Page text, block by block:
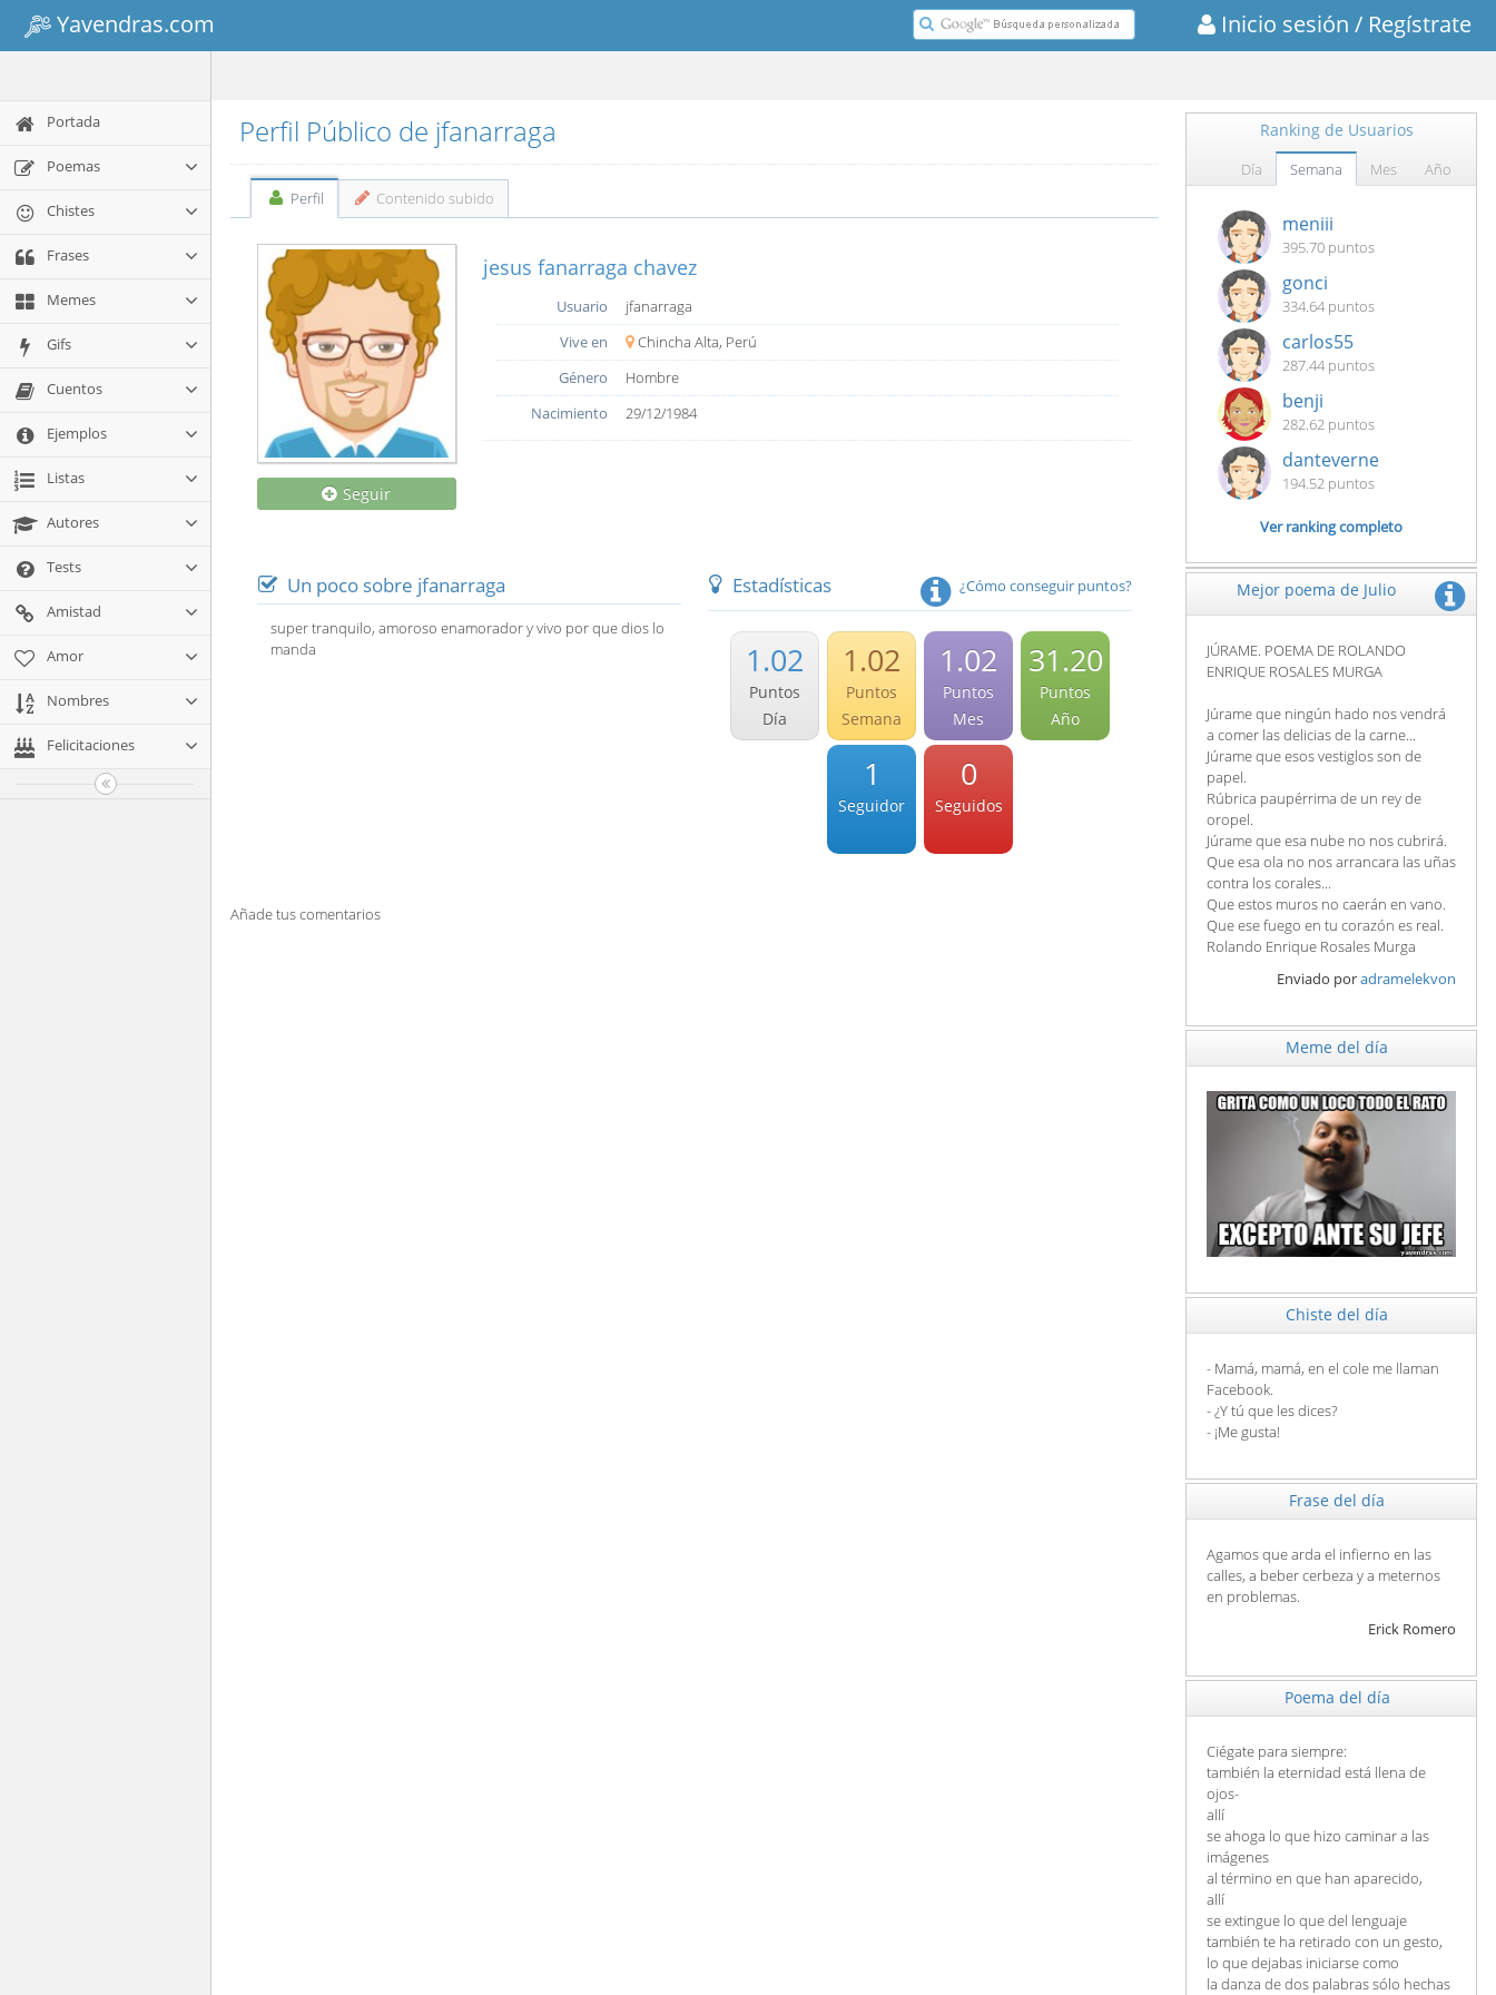
Yavendras.com Inicio sesión / Regístrate
Portada
Poemas
Chistes
Frases
Memes
Gifs
Cuentos
Ejemplos
Listas
Autores
Tests
Amistad
Amor
Nombres
Felicitaciones
Perfil Público de jfanarraga
Perfil Contenido subido
Seguir
jesus fanarraga chavez
Usuario
jfanarraga
Vive en
Chincha Alta, Perú
Género
Hombre
Nacimiento
29/12/1984
Un poco sobre jfanarraga
super tranquilo, amoroso enamorador y vivo por que dios lo
manda
Estadísticas ¿Cómo conseguir puntos?
1.02
Puntos
Día
1.02
Puntos
Semana
1.02
Puntos
Mes
31.20
Puntos
Año
1
Seguidor
0
Seguidos
Añade tus comentarios
Ranking de Usuarios
Día Semana Mes Año
meniii
395.70 puntos
gonci
334.64 puntos
carlos55
287.44 puntos
benji
282.62 puntos
danteverne
194.52 puntos
Ver ranking completo
Mejor poema de Julio
JÚRAME. POEMA DE ROLANDO
ENRIQUE ROSALES MURGA
Júrame que ningún hado nos vendrá
a comer las delicias de la carne...
Júrame que esos vestiglos son de
papel.
Rúbrica paupérrima de un rey de
oropel.
Júrame que esa nube no nos cubrirá.
Que esa ola no nos arrancara las uñas
contra los corales...
Que estos muros no caerán en vano.
Que ese fuego en tu corazón es real.
Rolando Enrique Rosales Murga
Enviado poradramelekvon
Meme del día
Chiste del día
- Mamá, mamá, en el cole me llaman
Facebook.
- ¿Y tú que les dices?
- ¡Me gusta!
Frase del día
Agamos que arda el infierno en las
calles, a beber cerbeza y a meternos
en problemas.
Erick Romero
Poema del día
Ciégate para siempre:
también la eternidad está llena de
ojos-
allí
se ahoga lo que hizo caminar a las
imágenes
al término en que han aparecido,
allí
se extingue lo que del lenguaje
también te ha retirado con un gesto,
lo que dejabas iniciarse como
la danza de dos palabras sólo hechas